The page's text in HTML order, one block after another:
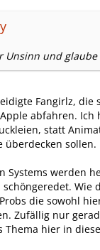
Unsinn und
Fangirlz, die
abfahren.
statt
überdecken sollen.
Systems werden
Wie
die sowohl
Zufällig nur
Thema hier in